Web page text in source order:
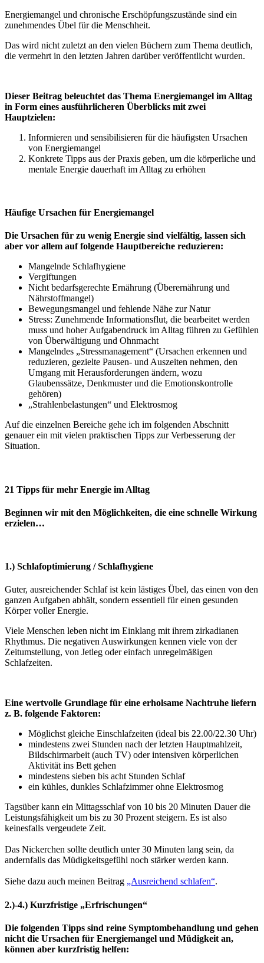
Energiemangel und chronische Erschöpfungszustände sind ein
zunehmendes Übel für die Menschheit.
Das wird nicht zuletzt an den vielen Büchern zum Thema deutlich,
die vermehrt in den letzten Jahren darüber veröffentlicht wurden.
Dieser Beitrag beleuchtet das Thema Energiemangel im Alltag
in Form eines ausführlicheren Überblicks mit zwei
Hauptzielen:
Informieren und sensibilisieren für die häufigsten Ursachen
von Energiemangel
Konkrete Tipps aus der Praxis geben, um die körperliche und
mentale Energie dauerhaft im Alltag zu erhöhen
Häufige Ursachen für Energiemangel
Die Ursachen für zu wenig Energie sind vielfältig, lassen sich
aber vor allem auf folgende Hauptbereiche reduzieren:
Mangelnde Schlafhygiene
Vergiftungen
Nicht bedarfsgerechte Ernährung (Überernährung und
Nährstoffmangel)
Bewegungsmangel und fehlende Nähe zur Natur
Stress: Zunehmende Informationsflut, die bearbeitet werden
muss und hoher Aufgabendruck im Alltag führen zu Gefühlen
von Überwältigung und Ohnmacht
Mangelndes „Stressmanagement“ (Ursachen erkennen und
reduzieren, gezielte Pausen- und Auszeiten nehmen, den
Umgang mit Herausforderungen ändern, wozu
Glaubenssätze, Denkmuster und die Emotionskontrolle
gehören)
„Strahlenbelastungen“ und Elektrosmog
Auf die einzelnen Bereiche gehe ich im folgenden Abschnitt
genauer ein mit vielen praktischen Tipps zur Verbesserung der
Situation.
21 Tipps für mehr Energie im Alltag
Beginnen wir mit den Möglichkeiten, die eine schnelle Wirkung
erzielen…
1.) Schlafoptimierung / Schlafhygiene
Guter, ausreichender Schlaf ist kein lästiges Übel, das einen von den
ganzen Aufgaben abhält, sondern essentiell für einen gesunden
Körper voller Energie.
Viele Menschen leben nicht im Einklang mit ihrem zirkadianen
Rhythmus. Die negativen Auswirkungen kennen viele von der
Zeitumstellung, von Jetleg oder einfach unregelmäßigen
Schlafzeiten.
Eine wertvolle Grundlage für eine erholsame Nachtruhe liefern
z. B. folgende Faktoren:
Möglichst gleiche Einschlafzeiten (ideal bis 22.00/22.30 Uhr)
mindestens zwei Stunden nach der letzten Hauptmahlzeit,
Bildschirmarbeit (auch TV) oder intensiven körperlichen
Aktivität ins Bett gehen
mindestens sieben bis acht Stunden Schlaf
ein kühles, dunkles Schlafzimmer ohne Elektrosmog
Tagsüber kann ein Mittagsschlaf von 10 bis 20 Minuten Dauer die
Leistungsfähigkeit um bis zu 30 Prozent steigern. Es ist also
keinesfalls vergeudete Zeit.
Das Nickerchen sollte deutlich unter 30 Minuten lang sein, da
andernfalls das Müdigkeitsgefühl noch stärker werden kann.
Siehe dazu auch meinen Beitrag „Ausreichend schlafen“.
2.)-4.) Kurzfristige „Erfrischungen“
Die folgenden Tipps sind reine Symptombehandlung und gehen
nicht die Ursachen für Energiemangel und Müdigkeit an,
können aber kurzfristig helfen: